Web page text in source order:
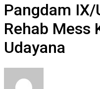
Pangdam
Rehab Mess
Udayana